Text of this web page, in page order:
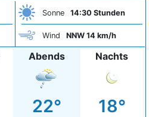
Sonne 14:30 Stunden
Wind NNW 14 km/h
Abends
22°
Nachts
18°